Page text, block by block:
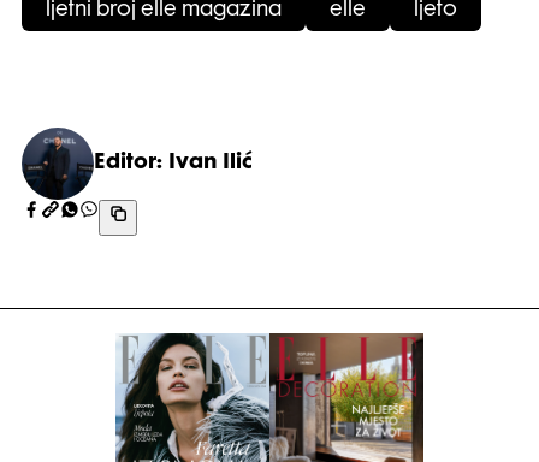
ljetni broj elle magazina elle ljeto
Editor: Ivan Ilić